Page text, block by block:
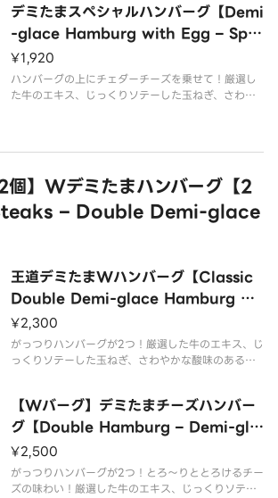
泉玉子との相性抜群◎ハンバーグ130g。ご飯とボリ
ューム満点！
デミたまスペシャルハンバーグ【Demi
-glace Hamburg with Egg – Spe
cial】
¥1,920
ハンバーグの上にチェダーチーズを乗せて！厳選し
た牛のエキス、じっくりソテーした玉ねぎ、さわや
2個】Wデミたまハンバーグ【2
– Double Demi-glace
王道デミたまWハンバーグ【Classic
Double Demi-glace Hamburg wi
th Egg】
¥2,300
がっつりハンバーグが2つ！厳選した牛のエキス、じ
っくりソテーした玉ねぎ、さわやかな酸味のあるト
0g×2個。ご飯とボリューム満点！
【Wバーグ】デミたまチーズハンバー
グ【Double Hamburg – Demi-gla
ce with Egg ＆ Cheese】
¥2,500
がっつりハンバーグが2つ！とろ～りととろけるチー
ズの味わい！厳選した牛のエキス、じっくりソテー